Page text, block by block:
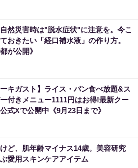
然災害時は"脱水症状"に注意を。今こ
おきたい「経口補水液」の作り方。
が公開》
ーキガスト】ライス・パン食べ放題&ス
付きメニュー1111円はお得!最新クー
式Xで公開中《9月23日まで》
ど、肌年齢マイナス14歳。美容研究
愛用スキンケアアイテム